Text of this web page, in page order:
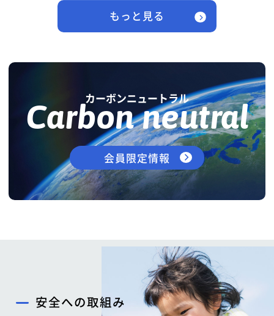
もっと見る
カーボンニュートラル
Carbon neutral
会員限定情報
安全への取組み